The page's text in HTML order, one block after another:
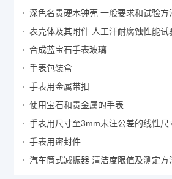
深色名贵硬木钟壳 一般要求和试验方
表壳体及其附件 人工汗耐腐蚀性能试
合成蓝宝石手表玻璃
手表包装盒
手表用金属带扣
使用宝石和贵金属的手表
手表用尺寸至3mm未注公差的线性尺
手表用密封件
汽车筒式减振器 清洁度限值及测定方